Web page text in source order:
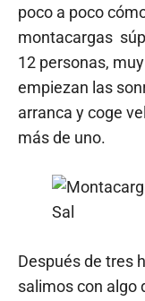
poco a poco
montacargas
12 personas,
empiezan las
arranca y coge
más de uno.
Después de tres
salimos con algo